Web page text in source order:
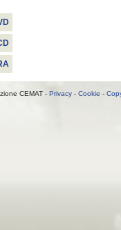
CEMAT - Privacy - Cookie -